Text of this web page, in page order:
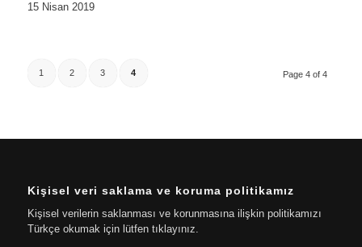
15 Nisan 2019
Page 4 of 4
1 2 3 4
Kişisel veri saklama ve koruma politikamız
Kişisel verilerin saklanması ve korunmasına ilişkin politikamızı
Türkçe okumak için lütfen tıklayınız.